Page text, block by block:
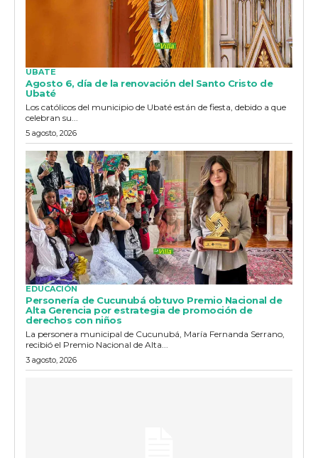
UBATE
Agosto 6, día de la renovación del Santo Cristo de
Ubaté
Los católicos del municipio de Ubaté están de fiesta, debido a que
celebran su...
5 agosto, 2026
EDUCACIÓN
Personería de Cucunubá obtuvo Premio Nacional de
Alta Gerencia por estrategia de promoción de
derechos con niños
La personera municipal de Cucunubá, María Fernanda Serrano,
recibió el Premio Nacional de Alta...
3 agosto, 2026